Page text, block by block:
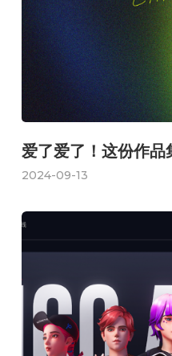
爱了爱了！这份作品
2024-09-13